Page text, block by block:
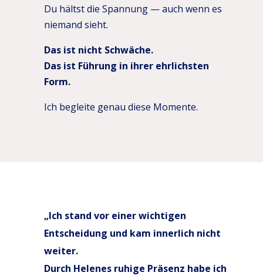
Du hältst die Spannung — auch wenn es
niemand sieht.
Das ist nicht Schwäche.
Das ist Führung in ihrer ehrlichsten
Form.
Ich begleite genau diese Momente.
„Ich stand vor einer wichtigen
Entscheidung und kam innerlich nicht
weiter.
Durch Helenes ruhige Präsenz habe ich